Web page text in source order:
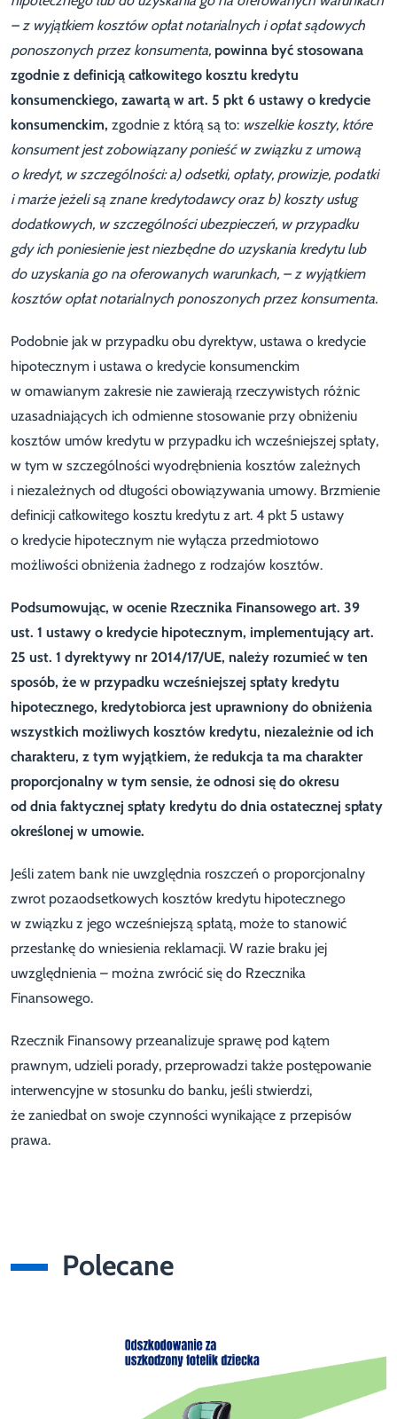
– z wyjątkiem kosztów opłat notarialnych i opłat sądowych
ponoszonych przez konsumenta, powinna być stosowana
zgodnie z definicją całkowitego kosztu kredytu
konsumenckiego, zawartą w art. 5 pkt 6 ustawy o kredycie
konsumenckim, zgodnie z którą są to: wszelkie koszty, które
konsument jest zobowiązany ponieść w związku z umową
o kredyt, w szczególności: a) odsetki, opłaty, prowizje, podatki
i marże jeżeli są znane kredytodawcy oraz b) koszty usług
dodatkowych, w szczególności ubezpieczeń, w przypadku
gdy ich poniesienie jest niezbędne do uzyskania kredytu lub
do uzyskania go na oferowanych warunkach, – z wyjątkiem
kosztów opłat notarialnych ponoszonych przez konsumenta.
Podobnie jak w przypadku obu dyrektyw, ustawa o kredycie
hipotecznym i ustawa o kredycie konsumenckim
w omawianym zakresie nie zawierają rzeczywistych różnic
uzasadniających ich odmienne stosowanie przy obniżeniu
kosztów umów kredytu w przypadku ich wcześniejszej spłaty,
w tym w szczególności wyodrębnienia kosztów zależnych
i niezależnych od długości obowiązywania umowy. Brzmienie
definicji całkowitego kosztu kredytu z art. 4 pkt 5 ustawy
o kredycie hipotecznym nie wyłącza przedmiotowo
możliwości obniżenia żadnego z rodzajów kosztów.
Podsumowując, w ocenie Rzecznika Finansowego art. 39
ust. 1 ustawy o kredycie hipotecznym, implementujący art.
25 ust. 1 dyrektywy nr 2014/17/UE, należy rozumieć w ten
sposób, że w przypadku wcześniejszej spłaty kredytu
hipotecznego, kredytobiorca jest uprawniony do obniżenia
wszystkich możliwych kosztów kredytu, niezależnie od ich
charakteru, z tym wyjątkiem, że redukcja ta ma charakter
proporcjonalny w tym sensie, że odnosi się do okresu
od dnia faktycznej spłaty kredytu do dnia ostatecznej spłaty
określonej w umowie.
Jeśli zatem bank nie uwzględnia roszczeń o proporcjonalny
zwrot pozaodsetkowych kosztów kredytu hipotecznego
w związku z jego wcześniejszą spłatą, może to stanowić
przesłankę do wniesienia reklamacji. W razie braku jej
uwzględnienia – można zwrócić się do Rzecznika
Finansowego.
Rzecznik Finansowy przeanalizuje sprawę pod kątem
prawnym, udzieli porady, przeprowadzi także postępowanie
interwencyjne w stosunku do banku, jeśli stwierdzi,
że zaniedbał on swoje czynności wynikające z przepisów
prawa.
Polecane